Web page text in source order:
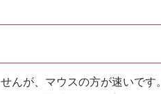
んが、マウスの方が速いです。